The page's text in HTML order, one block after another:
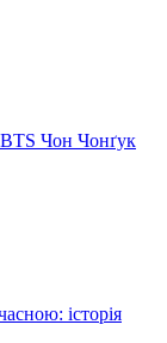
Чон Чонґук
історія